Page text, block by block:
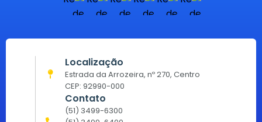
Localização
Estrada da Arrozeira, nº 270, Centro
CEP: 92990-000
Contato
(51) 3499-6300